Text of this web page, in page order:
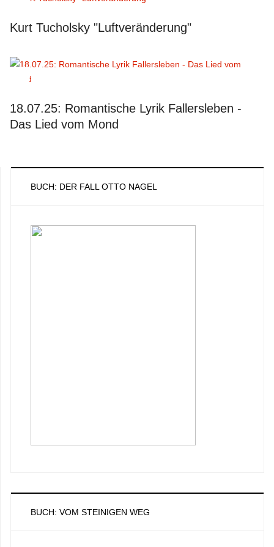
Kurt Tucholsky "Luftveränderung"
18.07.25: Romantische Lyrik Fallersleben -
Das Lied vom Mond
BUCH: DER FALL OTTO NAGEL
BUCH: VOM STEINIGEN WEG